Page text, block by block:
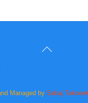
Back
Managed bySahaj Takneek